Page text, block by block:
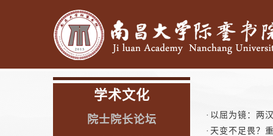
学术文化
院士院长论坛
· 以屈为镜：两
· 天变不足畏？